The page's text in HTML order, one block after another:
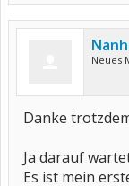
Neues
Danke
Ja darauf
Es ist mein